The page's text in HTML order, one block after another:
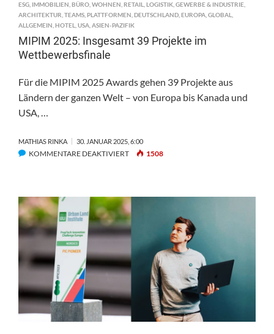
ESG, IMMOBILIEN,BÜRO,WOHNEN, RETAIL,LOGISTIK,GEWERBE & INDUSTRIE,
ARCHITEKTUR,TEAMS, PLATTFORMEN,DEUTSCHLAND,EUROPA,GLOBAL,
ALLGEMEIN,HOTEL,USA,ASIEN-PAZIFIK
MIPIM 2025: Insgesamt 39 Projekte im
Wettbewerbsfinale
Für die MIPIM 2025 Awards gehen 39 Projekte aus
Ländern der ganzen Welt – von Europa bis Kanada und
USA, …
MATHIAS RINKA 30. JANUAR 2025, 6:00
KOMMENTARE DEAKTIVIERTFÜR
39
PROJEKTE
IM
WETTBEWERBSFINALE
1508